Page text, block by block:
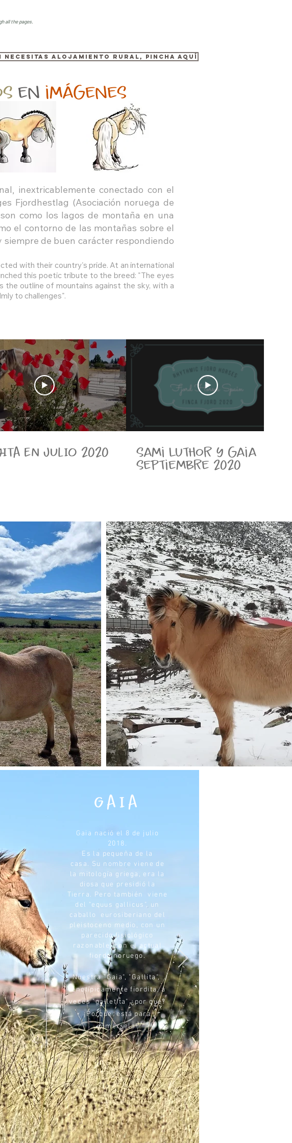
all the pages.
necesitas alojamiento rural, pincha aquí
en imágenes
inextricablemente conectado con el
Fjordhestlag (Asociación noruega de
como los lagos de montaña en una
el contorno de las montañas sobre el
de buen carácter respondiendo
with their country's pride. At an international
this poetic tribute to the breed: "The eyes
the outline of mountains against the sky, with a
to challenges".
EN JULIO 2020 sami luthor y gaia
septiembre 2020
GAIA
Gaia nació el 8 de julio
2018.
Es la pequeña de la
casa. Su nombre viene de
la mitología griega, era la
diosa que presidió la
Tierra. Pero también viene
del "equus gallicus", un
caballo eurosiberiano del
pleistoceno medio, con un
parecido fisiológico
razonable con el actual
fiordo noruego.
Nuestra "Gaia", "Gallita",
fenotípicamente fiordita, a
veces "galletita" ¿por qué?
¡Porque está para
comérsela!